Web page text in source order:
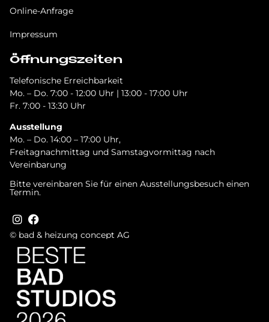
© bad & heizung concept AG
Online-Anfrage
Impressum
Öffnungszeiten
Telefonische Erreichbarkeit
Mo. – Do. 7:00 - 12:00 Uhr | 13:00 - 17:00 Uhr
Fr. 7:00 - 13:30 Uhr
Ausstellung
Mo. – Do. 14:00 – 17:00 Uhr,
Freitagnachmittag und Samstagvormittag nach
Vereinbarung
Bitte vereinbaren Sie für einen Ausstellungsbesuch einen
Termin.